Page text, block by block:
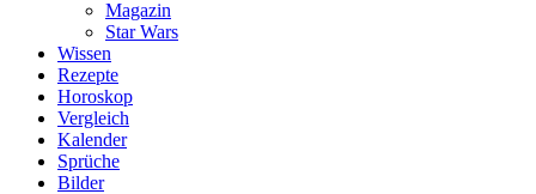
Magazin
Star Wars
Wissen
Rezepte
Horoskop
Vergleich
Kalender
Sprüche
Bilder